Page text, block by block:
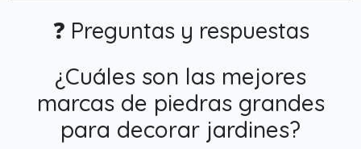
❓ Preguntas y respuestas
¿Cuáles son las mejores
marcas de piedras grandes
para decorar jardines?